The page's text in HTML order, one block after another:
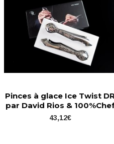
Pinces à glace Ice Twist
par David Rios &
43,12€